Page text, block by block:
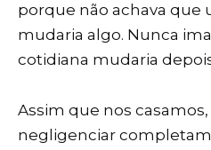
porque não achava que
mudaria algo. Nunca
cotidiana mudaria
Assim que nos
negligenciar